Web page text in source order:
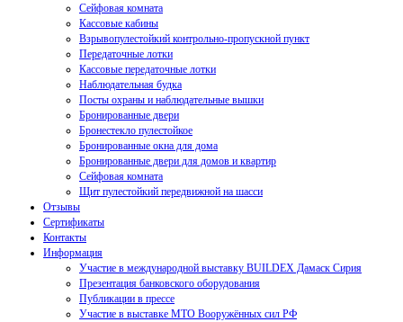
Сейфовая комната
Кассовые кабины
Взрывопулестойкий контрольно-пропускной пункт
Передаточные лотки
Кассовые передаточные лотки
Наблюдательная будка
Посты охраны и наблюдательные вышки
Бронированные двери
Бронестекло пулестойкое
Бронированные окна для дома
Бронированные двери для домов и квартир
Сейфовая комната
Щит пулестойкий передвижной на шасси
Отзывы
Сертификаты
Контакты
Информация
Участие в международной выставку BUILDEX Дамаск Сирия
Презентация банковского оборудования
Публикации в прессе
Участие в выставке МТО Вооружённых сил РФ